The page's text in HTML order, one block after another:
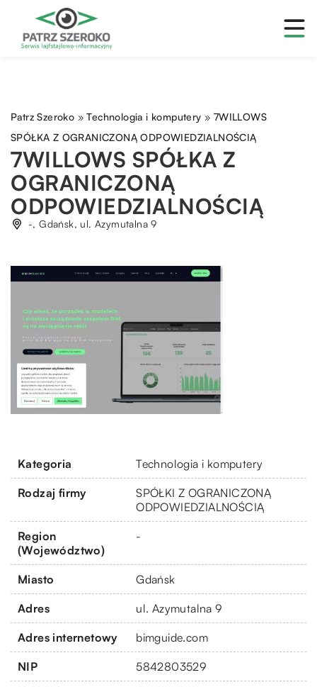
Patrz Szeroko »Technologia i komputery » 7WILLOWS
SPÓŁKA Z OGRANICZONĄ ODPOWIEDZIALNOŚCIĄ
7WILLOWS SPÓŁKA Z
OGRANICZONĄ
ODPOWIEDZIALNOŚCIĄ
-, Gdańsk, ul. Azymutalna 9
Kategoria Technologia i komputery
Rodzaj firmy
SPÓŁKI Z OGRANICZONĄ
ODPOWIEDZIALNOŚCIĄ
Region
(Województwo)
-
Miasto Gdańsk
Adres ul. Azymutalna 9
Adres internetowy bimguide.com
NIP 5842803529